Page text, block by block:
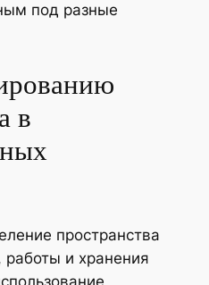
под разные
в
пространства
и хранения